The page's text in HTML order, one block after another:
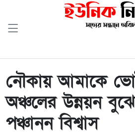
নৌকায় আমাকে
অঞ্চলের উন্নয়ন
পঞ্চানন বিশ্বাস